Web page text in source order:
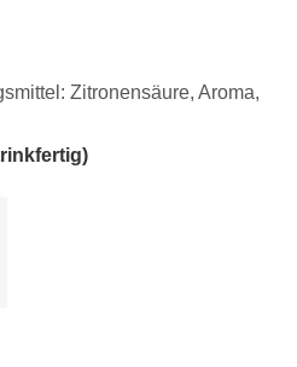
Zitronensäure, Aroma,